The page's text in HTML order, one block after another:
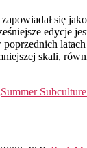
się
edycje
poprzednich
skali,